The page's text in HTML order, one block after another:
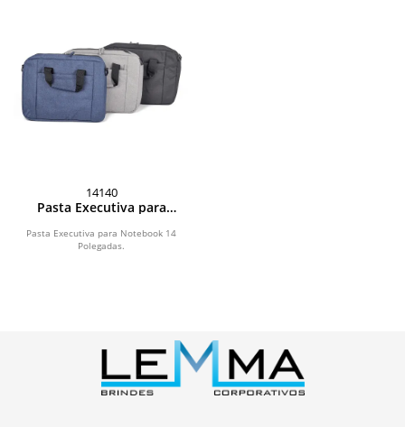
14140
Pasta Executiva para
Pasta Executiva para Notebook 14
Polegadas.